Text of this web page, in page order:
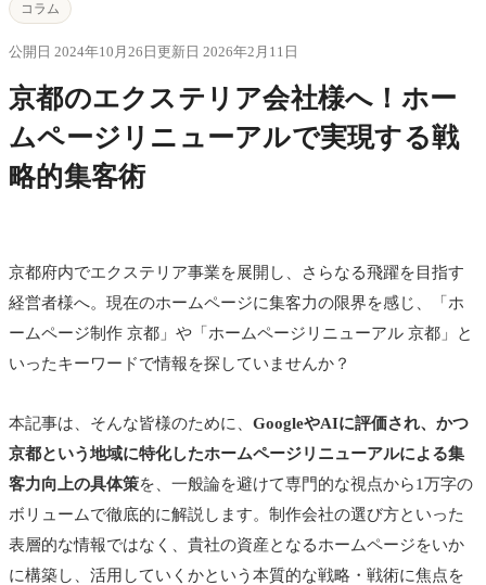
コラム
公開日 2024年10月26日 更新日 2026年2月11日
京都のエクステリア会社様へ！ホー
ムページリニューアルで実現する戦
略的集客術
京都府内でエクステリア事業を展開し、さらなる飛躍を目指す
経営者様へ。現在のホームページに集客力の限界を感じ、「ホ
ームページ制作 京都」や「ホームページリニューアル 京都」と
いったキーワードで情報を探していませんか？
本記事は、そんな皆様のために、 GoogleやAIに評価され、かつ
京都という地域に特化したホームページリニューアルによる集
客力向上の具体策を、一般論を避けて専門的な視点から1万字の
ボリュームで徹底的に解説します。制作会社の選び方といった
表層的な情報ではなく、貴社の資産となるホームページをいか
に構築し、活用していくかという本質的な戦略・戦術に焦点を